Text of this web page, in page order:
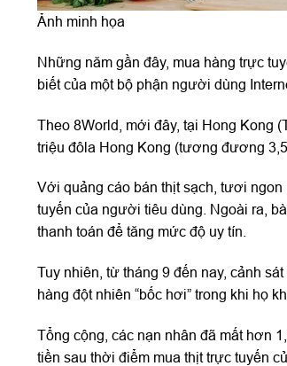
Ảnh minh họa
Những năm gần đây, mua hàng trực
biết của một bộ phận người dùng
Theo 8World, mới đây, tại Hong Kong
triệu đôla Hong Kong (tương đương
Với quảng cáo bán thịt sạch, tươi
tuyến của người tiêu dùng. Ngoài ra,
thanh toán để tăng mức độ uy tín.
Tuy nhiên, từ tháng 9 đến nay, cảnh
hàng đột nhiên “bốc hơi” trong khi họ
Tổng cộng, các nạn nhân đã mất hơn
tiền sau thời điểm mua thịt trực tuyến